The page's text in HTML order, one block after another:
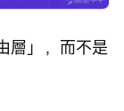
層」，而不是